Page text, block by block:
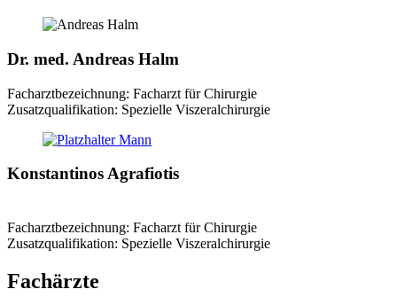
Dr. med. Andreas Halm
Facharztbezeichnung: Facharzt für Chirurgie
Zusatzqualifikation: Spezielle Viszeralchirurgie
Konstantinos Agrafiotis
Facharztbezeichnung: Facharzt für Chirurgie
Zusatzqualifikation: Spezielle Viszeralchirurgie
Fachärzte